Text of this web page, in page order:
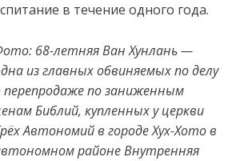
в течение одного года.
68-летняя Ван Хунлань —
из главных обвиняемых по делу
перепродаже по заниженным
Библий, купленных у церкви
Автономий в городе Хух-Хото в
районе Внутренняя